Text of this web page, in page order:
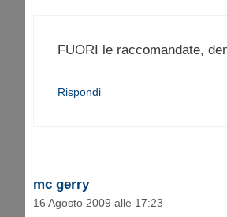
FUORI le raccomandate,
Rispondi
mc gerry
16 Agosto 2009 alle 17:23